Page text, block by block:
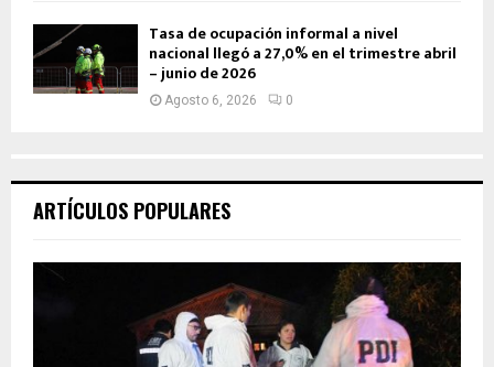
Tasa de ocupación informal a nivel
nacional llegó a 27,0% en el trimestre abril
– junio de 2026
Agosto 6, 2026 0
ARTÍCULOS POPULARES